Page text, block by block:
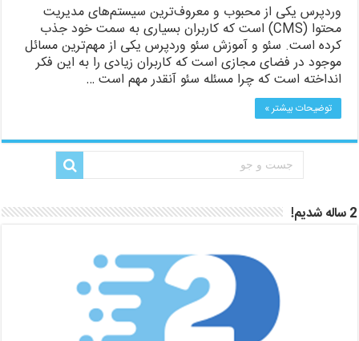
وردپرس یکی از محبوب و معروف‌ترین سیستم‌های مدیریت
محتوا (CMS) است که کاربران بسیاری به سمت خود جذب
کرده است. سئو و آموزش سئو وردپرس یکی از مهم‌ترین مسائل
موجود در فضای مجازی است که کاربران زیادی را به این فکر
انداخته است که چرا مسئله سئو آنقدر مهم است …
توضیحات بیشتر »
2 ساله شدیم!